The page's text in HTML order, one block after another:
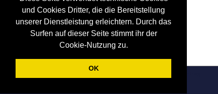
und Cookies Dritter, die die Bereitstellung
unserer Dienstleistung erleichtern. Durch das
Surfen auf dieser Seite stimmt ihr der
Cookie-Nutzung zu.
OK
Widerrufsbelehrung Datenschutz